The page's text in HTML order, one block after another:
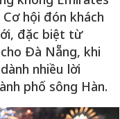
hội đón khách
đặc biệt từ
Đà Nẵng, khi
nhiều lời
phố sông Hàn.